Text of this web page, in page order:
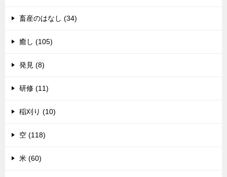
畜産のはなし (34)
癒し (105)
発見 (8)
研修 (11)
稲刈り (10)
空 (118)
米 (60)